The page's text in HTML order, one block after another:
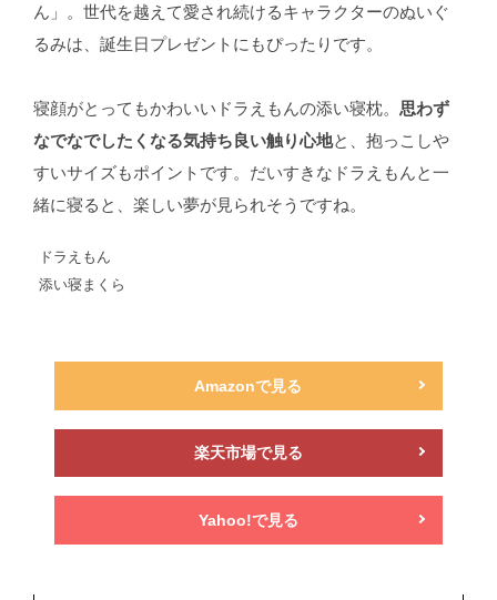
ん」。世代を越えて愛され続けるキャラクターのぬいぐ
るみは、誕生日プレゼントにもぴったりです。
寝顔がとってもかわいいドラえもんの添い寝枕。 思わず
なでなでしたくなる気持ち良い触り心地と、抱っこしや
すいサイズもポイントです。だいすきなドラえもんと一
緒に寝ると、楽しい夢が見られそうですね。
ドラえもん
添い寝まくら
Amazonで見る
楽天市場で見る
Yahoo!で見る